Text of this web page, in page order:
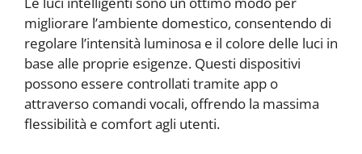
migliorare l’ambiente domestico, consentendo di
regolare l’intensità luminosa e il colore delle luci in
base alle proprie esigenze. Questi dispositivi
possono essere controllati tramite app o
attraverso comandi vocali, offrendo la massima
flessibilità e comfort agli utenti.